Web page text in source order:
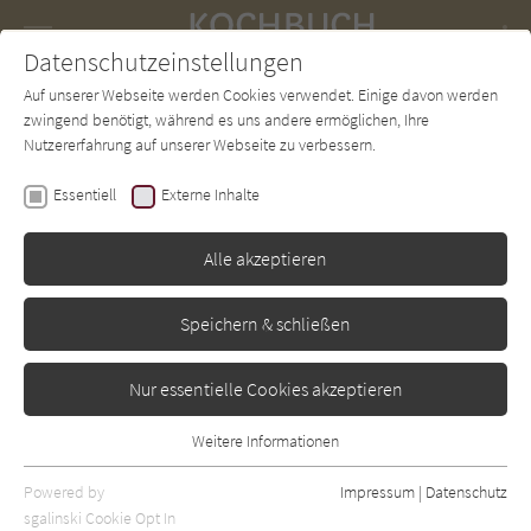
SUCHE Forum Charts Newsletter
Julie Biuso
Kochen mit der
Outdoorküche
Umschau
Datenschutzeinstellungen
Auf unserer Webseite werden Cookies verwendet. Einige davon werden
zwingend benötigt, während es uns andere ermöglichen, Ihre
Nutzererfahrung auf unserer Webseite zu verbessern.
Essentiell Externe Inhalte
Alle akzeptieren
Speichern & schließen
Nur essentielle Cookies akzeptieren
Essentielle Cookies werden für grundlegende Funktionen der
Webseite benötigt. Dadurch ist gewährleistet, dass die Webseite
Weitere Informationen
Powered by
sgalinski Cookie Opt In
Impressum | Datenschutz